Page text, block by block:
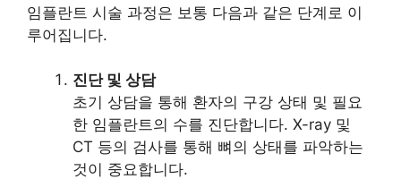
임플란트 시술 과정은 보통 다음과 같은 단계로 이
루어집니다.
진단 및 상담
초기 상담을 통해 환자의 구강 상태 및 필요
한 임플란트의 수를 진단합니다. X-ray 및
CT 등의 검사를 통해 뼈의 상태를 파악하는
것이 중요합니다.